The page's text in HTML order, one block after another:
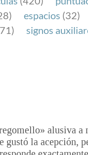
espacios (32)
signos
alusiva a
gustó la acepción,